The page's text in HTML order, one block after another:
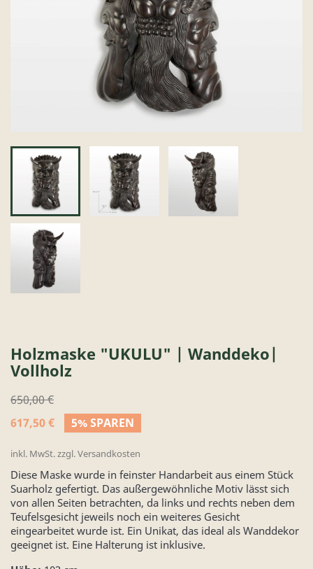
Holzmaske "UKULU" | Wanddeko|
Vollholz
650,00 €
617,50 €
5% SPAREN
inkl. MwSt. zzgl. Versandkosten
Diese Maske wurde in feinster Handarbeit aus einem Stück
Suarholz gefertigt. Das außergewöhnliche Motiv lässt sich
von allen Seiten betrachten, da links und rechts neben dem
Teufelsgesicht jeweils noch ein weiteres Gesicht
eingearbeitet wurde ist. Ein Unikat, das ideal als Wanddekor
geeignet ist. Eine Halterung ist inklusive.